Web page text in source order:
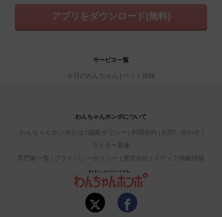
アプリをダウンロード(無料)
サービス一覧
今日のわんちゃん ペット保険
わんちゃんホンポについて
わんちゃんホンポとは 編集ポリシー 利用規約
お問い合わせ
ライター募集
専門家一覧
プライバシーポリシー 運営会社 メディア掲載情報